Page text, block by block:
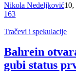
Nikola Nedeljković
163
Tračevi i spekulacije
Bahrein
gubi status